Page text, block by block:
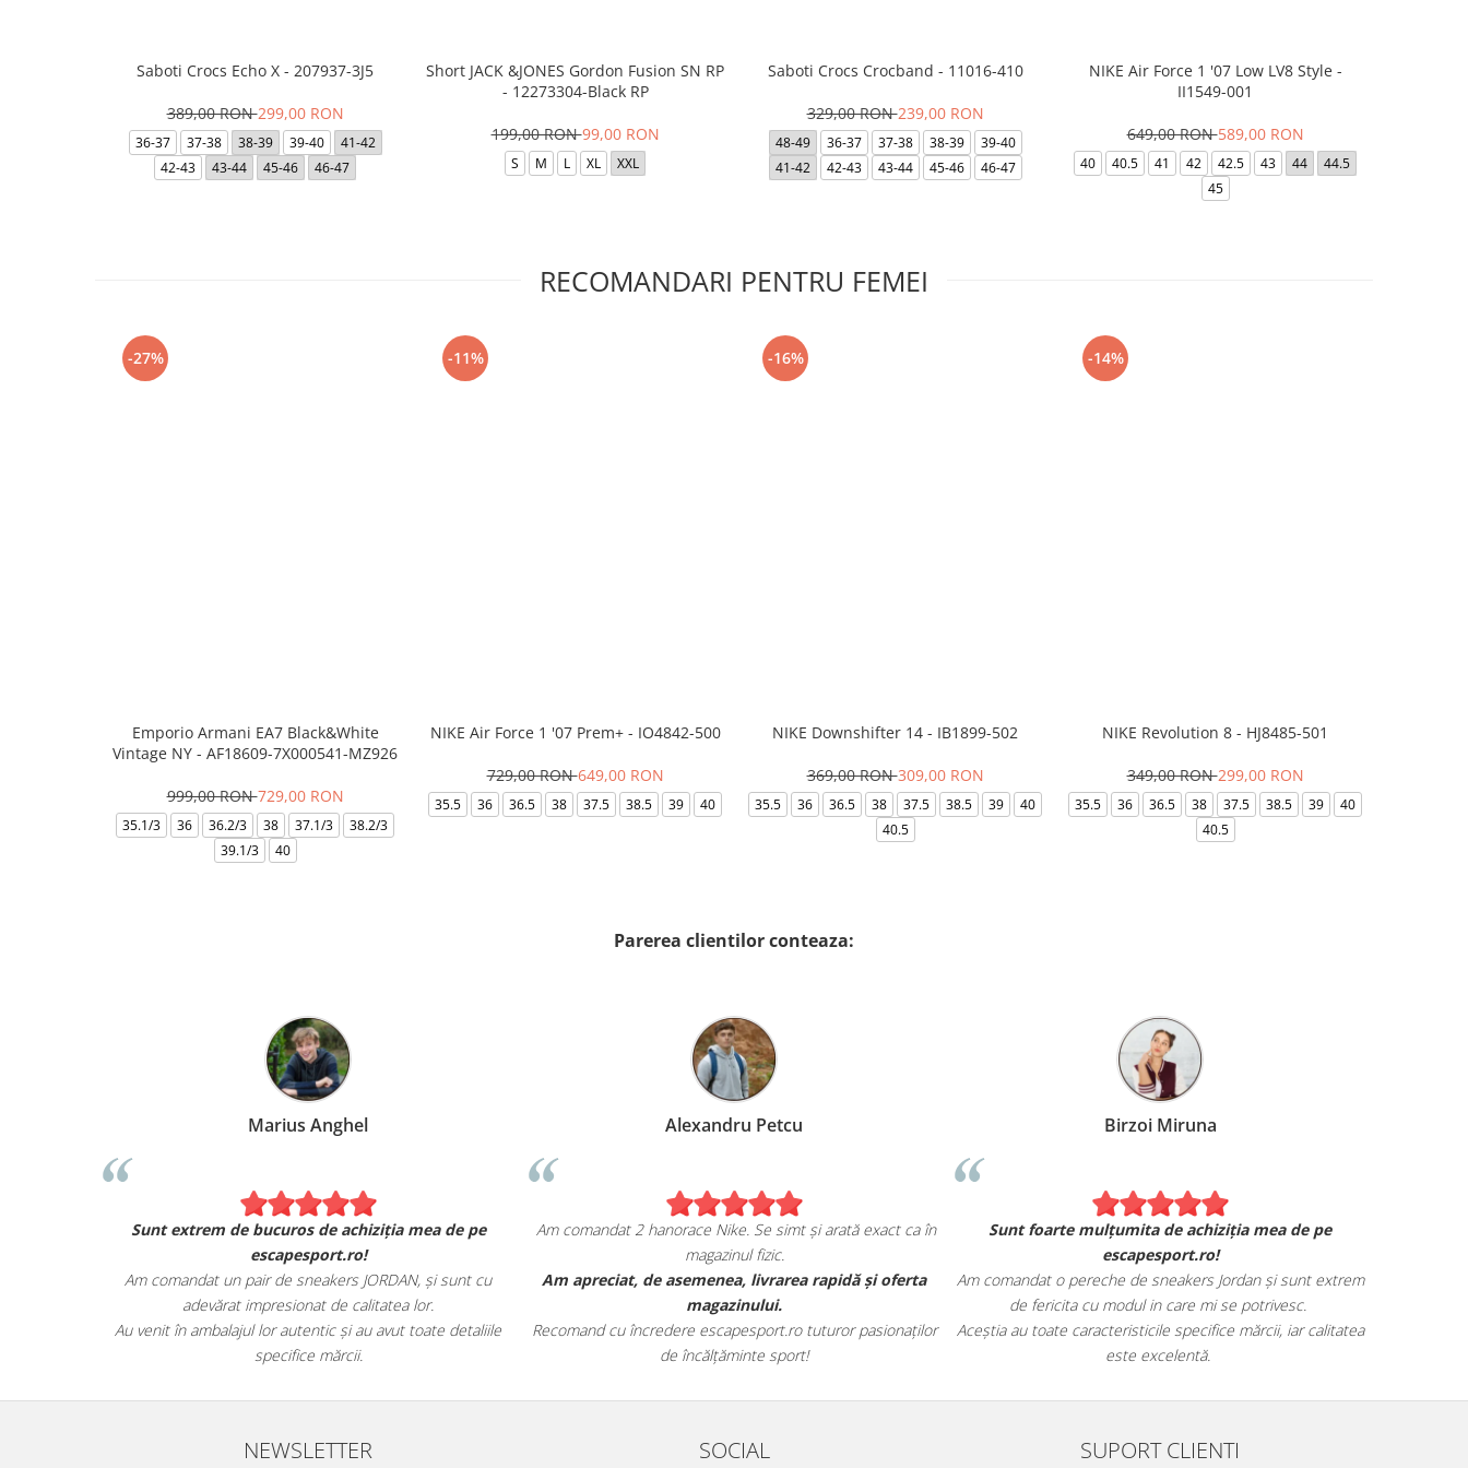
Saboti Crocs Echo X - 207937-3J5
389,00 RON299,00 RON
36-37 37-38 38-39 39-40
41-42
42-43
43-44 45-46 46-47
Short JACK &JONES Gordon Fusion SN RP
- 12273304-Black RP
199,00 RON99,00 RON
S M L XL XXL
Saboti Crocs Crocband - 11016-410
329,00 RON239,00 RON
48-49 36-37 37-38 38-39
39-40
41-42
42-43 43-44 45-46 46-47
NIKE Air Force 1 '07 Low LV8 Style -
II1549-001
649,00 RON589,00 RON
40 40.5 41 42 42.5 43 44
44.5
45
RECOMANDARI PENTRU FEMEI
-27%
Emporio Armani EA7 Black&White
Vintage NY - AF18609-7X000541-MZ926
999,00 RON729,00 RON
35.1/3 36 36.2/3 38 37.1/3
38.2/3
39.1/3
40
-11%
NIKE Air Force 1 '07 Prem+ - IO4842-500
729,00 RON649,00 RON
35.5 36 36.5 38 37.5 38.5 39 40
-16%
NIKE Downshifter 14 - IB1899-502
369,00 RON309,00 RON
35.5 36 36.5 38 37.5 38.5 39
40
40.5
-14%
NIKE Revolution 8 - HJ8485-501
349,00 RON299,00 RON
35.5 36 36.5 38 37.5 38.5 39
40
40.5
Parerea clientilor conteaza:
Marius Anghel
Sunt extrem de bucuros de achiziția mea de pe
escapesport.ro!
Am comandat un pair de sneakers JORDAN, și sunt cu
adevărat impresionat de calitatea lor.
Au venit în ambalajul lor autentic și au avut toate detaliile
specifice mărcii.
Alexandru Petcu
Am comandat 2 hanorace Nike. Se simt și arată exact ca în
magazinul fizic.
Am apreciat, de asemenea, livrarea rapidă și oferta
magazinului.
Recomand cu încredere escapesport.ro tuturor pasionaților
de încălțăminte sport!
Birzoi Miruna
Sunt foarte mulțumita de achiziția mea de pe
escapesport.ro!
Am comandat o pereche de sneakers Jordan și sunt extrem
de fericita cu modul in care mi se potrivesc.
Aceștia au toate caracteristicile specifice mărcii, iar calitatea
este excelentă.
NEWSLETTER SOCIAL SUPORT CLIENTI